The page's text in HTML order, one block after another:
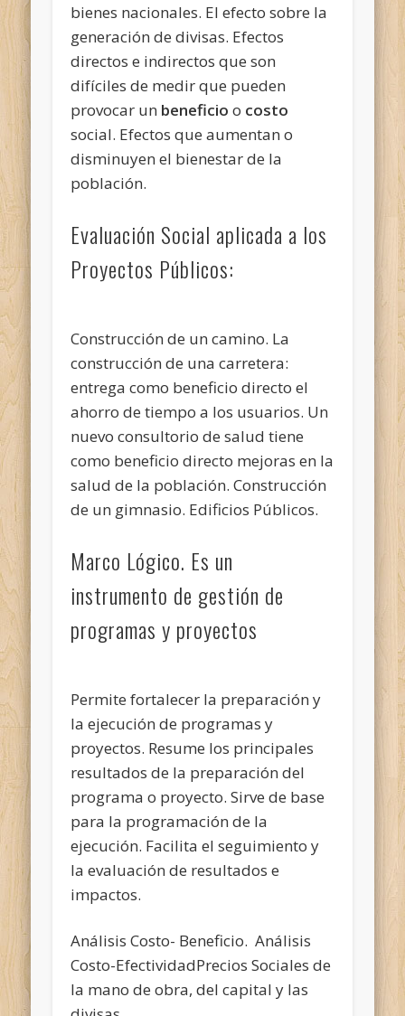
bienes nacionales. El efecto sobre la
generación de divisas. Efectos
directos e indirectos que son
difíciles de medir que pueden
provocar un beneficio o costo
social. Efectos que aumentan o
disminuyen el bienestar de la
población.
Evaluación Social aplicada a los
Proyectos Públicos:
Construcción de un camino. La
construcción de una carretera:
entrega como beneficio directo el
ahorro de tiempo a los usuarios. Un
nuevo consultorio de salud tiene
como beneficio directo mejoras en la
salud de la población. Construcción
de un gimnasio. Edificios Públicos.
Marco Lógico. Es un
instrumento de gestión de
programas y proyectos
Permite fortalecer la preparación y
la ejecución de programas y
proyectos. Resume los principales
resultados de la preparación del
programa o proyecto. Sirve de base
para la programación de la
ejecución. Facilita el seguimiento y
la evaluación de resultados e
impactos.
Análisis Costo- Beneficio. Análisis
Costo-EfectividadPrecios Sociales de
la mano de obra, del capital y las